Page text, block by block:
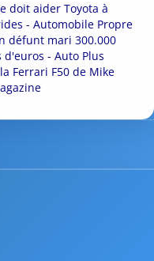
doit aider Toyota à
- Automobile Propre
défunt mari 300.000
- Auto Plus
Ferrari F50 de Mike